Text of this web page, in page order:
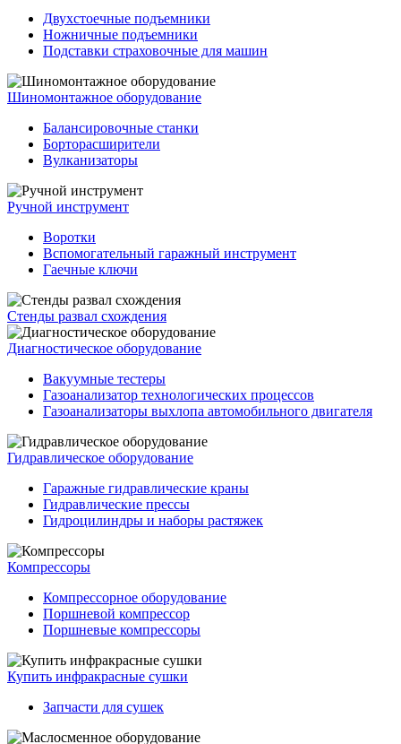
Двухстоечные подъемники
Ножничные подъемники
Подставки страховочные для машин
Шиномонтажное оборудование
Балансировочные станки
Борторасширители
Вулканизаторы
Ручной инструмент
Воротки
Вспомогательный гаражный инструмент
Гаечные ключи
Стенды развал схождения
Диагностическое оборудование
Вакуумные тестеры
Газоанализатор технологических процессов
Газоанализаторы выхлопа автомобильного двигателя
Гидравлическое оборудование
Гаражные гидравлические краны
Гидравлические прессы
Гидроцилиндры и наборы растяжек
Компрессоры
Компрессорное оборудование
Поршневой компрессор
Поршневые компрессоры
Купить инфракрасные сушки
Запчасти для сушек